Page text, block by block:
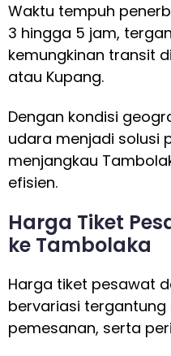
Waktu tempuh
3 hingga 5 jam,
kemungkinan transit
atau Kupang.
Dengan kondisi
udara menjadi solusi
menjangkau
efisien.
Harga Tiket
ke Tambolaka
Harga tiket pesawat
bervariasi
pemesanan, serta